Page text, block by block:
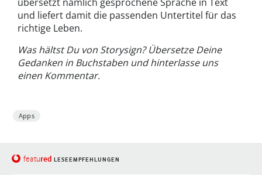
und liefert damit die passenden Untertitel für das
richtige Leben.
Was hältst Du von Storysign? Übersetze Deine
Gedanken in Buchstaben und hinterlasse uns
einen Kommentar.
Apps
featured LESEEMPFEHLUNGEN